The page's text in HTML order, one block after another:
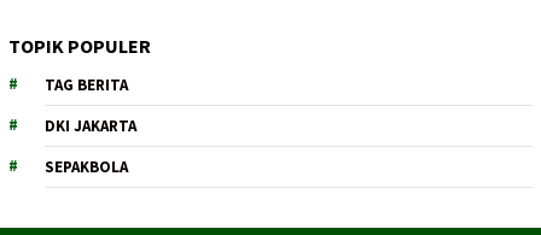
TOPIK POPULER
TAG BERITA
DKI JAKARTA
SEPAKBOLA